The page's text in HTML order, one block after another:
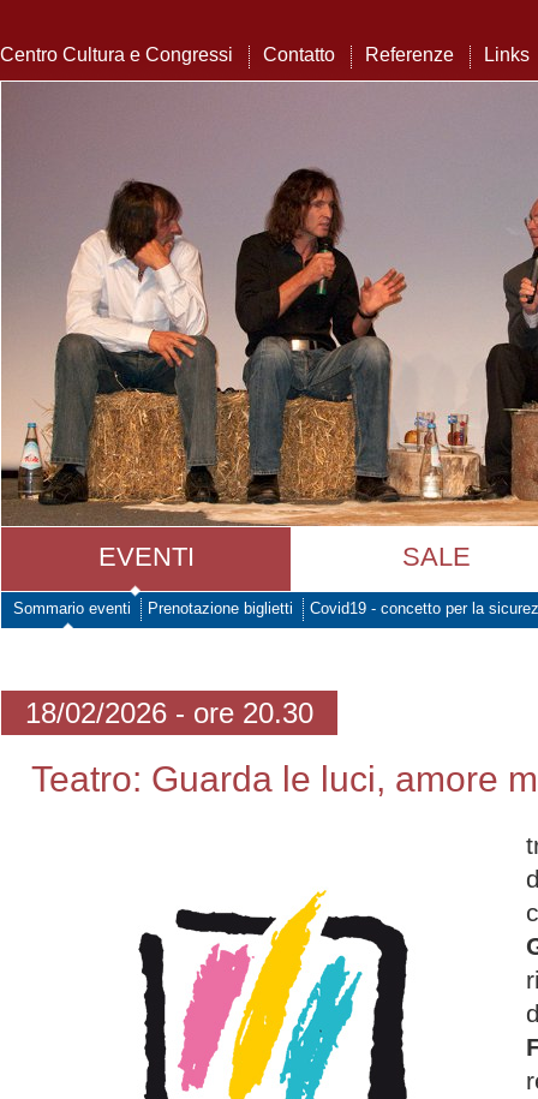
Centro Cultura e Congressi Contatto Referenze Links
EVENTI SALE
Sommario eventi Prenotazione biglietti Covid19 - concetto per la
18/02/2026 - ore 20.30
Teatro: Guarda le luci, amore